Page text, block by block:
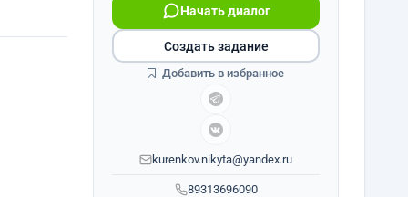
89313696090
Начать диалог
kurenkov.nikyta@yandex.ru
Создать задание
Добавить в избранное